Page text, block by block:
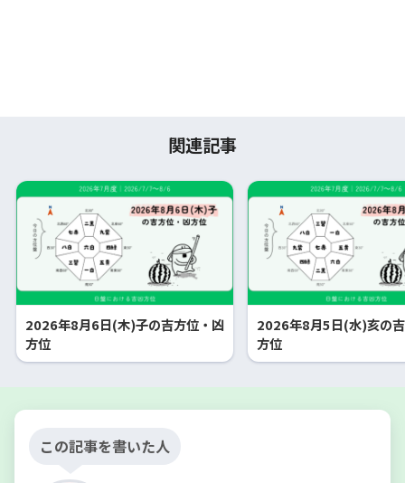
関連記事
2026年8月6日(木)子の吉方位・凶
方位
2026年8月5日(水)亥の
方位
この記事を書いた人